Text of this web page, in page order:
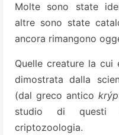
Molte sono state
altre sono state
ancora rimangono
Quelle creature la cui
dimostrata dalla
(dal greco antico
studio di questi
criptozoologia.